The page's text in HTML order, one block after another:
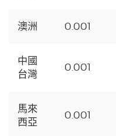
澳洲 0.001
中國
台灣
0.001
馬來
西亞
0.001